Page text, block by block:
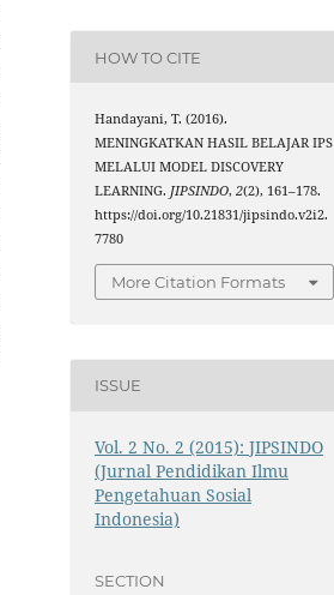
HOW TO CITE
Handayani, T. (2016).
MENINGKATKAN HASIL BELAJAR IPS
MELALUI MODEL DISCOVERY
LEARNING.JIPSINDO,2(2), 161–178.
https://doi.org/10.21831/jipsindo.v2i2.
7780
More Citation Formats
ISSUE
Vol. 2 No. 2 (2015): JIPSINDO
(Jurnal Pendidikan Ilmu
Pengetahuan Sosial
Indonesia)
SECTION